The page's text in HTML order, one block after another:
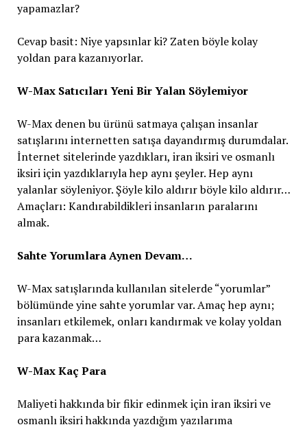
yapamazlar?
Cevap basit: Niye yapsınlar ki? Zaten böyle kolay
yoldan para kazanıyorlar.
W-Max Satıcıları Yeni Bir Yalan Söylemiyor
W-Max denen bu ürünü satmaya çalışan insanlar
satışlarını internetten satışa dayandırmış durumdalar.
İnternet sitelerinde yazdıkları, iran iksiri ve osmanlı
iksiri için yazdıklarıyla hep aynı şeyler. Hep aynı
yalanlar söyleniyor. Şöyle kilo aldırır böyle kilo aldırır…
Amaçları: Kandırabildikleri insanların paralarını
almak.
Sahte Yorumlara Aynen Devam…
W-Max satışlarında kullanılan sitelerde “yorumlar”
bölümünde yine sahte yorumlar var. Amaç hep aynı;
insanları etkilemek, onları kandırmak ve kolay yoldan
para kazanmak…
W-Max Kaç Para
Maliyeti hakkında bir fikir edinmek için iran iksiri ve
osmanlı iksiri hakkında yazdığım yazılarıma